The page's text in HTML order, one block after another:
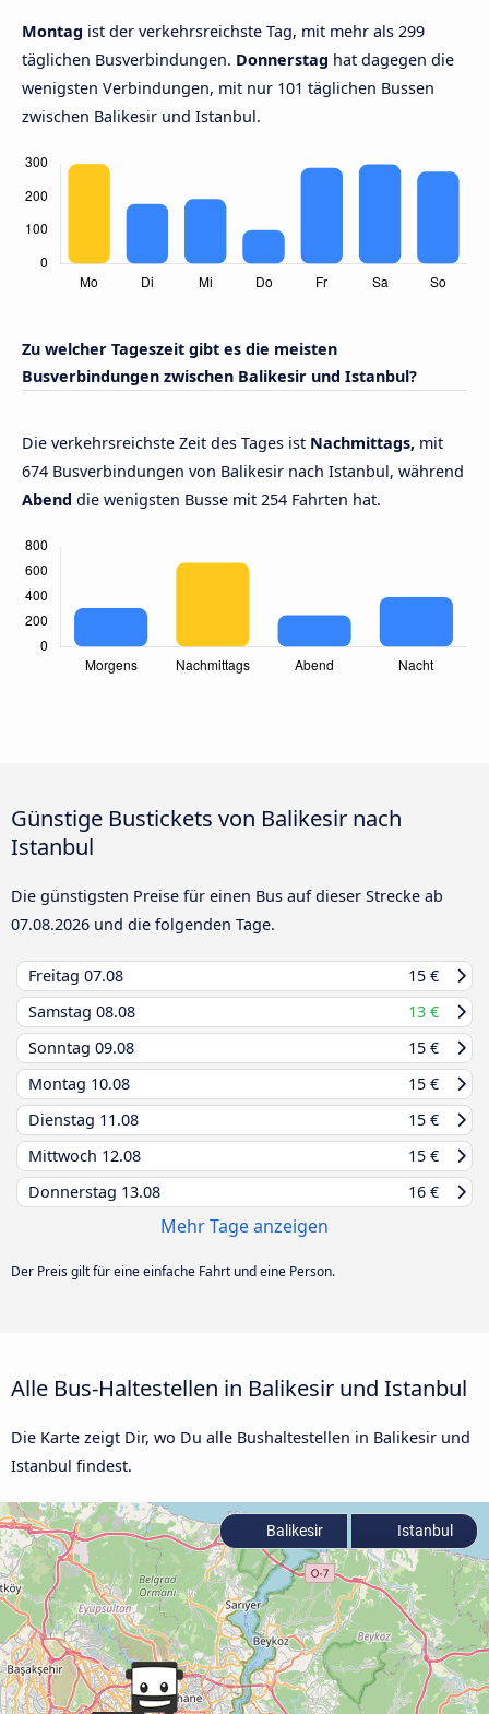
Montag ist der verkehrsreichste Tag, mit mehr als 299
täglichen Busverbindungen. Donnerstag hat dagegen die
wenigsten Verbindungen, mit nur 101 täglichen Bussen
zwischen Balikesir und Istanbul.
Zu welcher Tageszeit gibt es die meisten
Busverbindungen zwischen Balikesir und Istanbul?
Die verkehrsreichste Zeit des Tages ist Nachmittags, mit
674 Busverbindungen von Balikesir nach Istanbul, während
Abend die wenigsten Busse mit 254 Fahrten hat.
Günstige Bustickets von Balikesir nach
Istanbul
Die günstigsten Preise für einen Bus auf dieser Strecke ab
07.08.2026 und die folgenden Tage.
Freitag 07.08
15 €
Samstag 08.08
13 €
Sonntag 09.08
15 €
Montag 10.08
15 €
Dienstag 11.08
15 €
Mittwoch 12.08
15 €
Donnerstag 13.08 16 €
Mehr Tage anzeigen
Der Preis gilt für eine einfache Fahrt und eine Person.
Alle Bus-Haltestellen in Balikesir und Istanbul
Die Karte zeigt Dir, wo Du alle Bushaltestellen in Balikesir und
Istanbul findest.
Balikesir Istanbul